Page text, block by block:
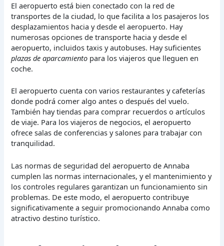
El aeropuerto está bien conectado con la red de
transportes de la ciudad, lo que facilita a los pasajeros los
desplazamientos hacia y desde el aeropuerto. Hay
numerosas opciones de transporte hacia y desde el
aeropuerto, incluidos taxis y autobuses. Hay suficientes
plazas de aparcamiento para los viajeros que lleguen en
coche.
El aeropuerto cuenta con varios restaurantes y cafeterías
donde podrá comer algo antes o después del vuelo.
También hay tiendas para comprar recuerdos o artículos
de viaje. Para los viajeros de negocios, el aeropuerto
ofrece salas de conferencias y salones para trabajar con
tranquilidad.
Las normas de seguridad del aeropuerto de Annaba
cumplen las normas internacionales, y el mantenimiento y
los controles regulares garantizan un funcionamiento sin
problemas. De este modo, el aeropuerto contribuye
significativamente a seguir promocionando Annaba como
atractivo destino turístico.